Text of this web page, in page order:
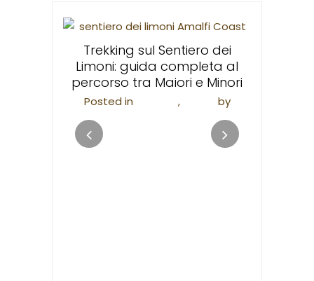
Trekking sul Sentiero dei
Limoni: guida completa al
percorso tra Maiori e Minori
Posted in ,
by
Valentina Scannapieco